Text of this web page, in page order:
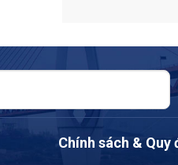
Chính sách & Quy